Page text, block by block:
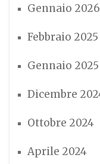
Gennaio 2026
Febbraio 2025
Gennaio 2025
Dicembre
Ottobre 2024
Aprile 2024